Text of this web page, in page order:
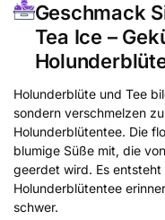
Geschmack
Tea Ice –
Holunderblüte und Tee
sondern verschmelzen
Holunderblütentee. Die
blumige Süße mit, die
geerdet wird. Es
Holunderblütentee
schwer.